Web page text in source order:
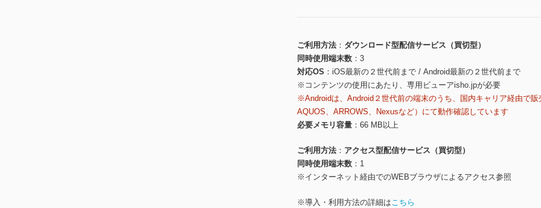
ご利用方法
ダウンロード型配信サービス（買切型）
同時使用端末数
3
対応OS
iOS最新の２世代前まで / Android最新の２世代前まで
※コンテンツの使用にあたり、専用ビューアisho.jpが必要
※Androidは、Android２世代前の端末のうち、国内キャリア経由で
AQUOS、ARROWS、Nexusなど）にて動作確認しています
必要メモリ容量
66 MB以上
ご利用方法
アクセス型配信サービス（買切型）
同時使用端末数
1
※インターネット経由でのWEBブラウザによるアクセス参照
※導入・利用方法の詳細はこちら